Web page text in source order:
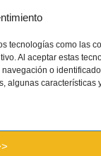
tecnologías como las
Al aceptar estas
o
algunas características